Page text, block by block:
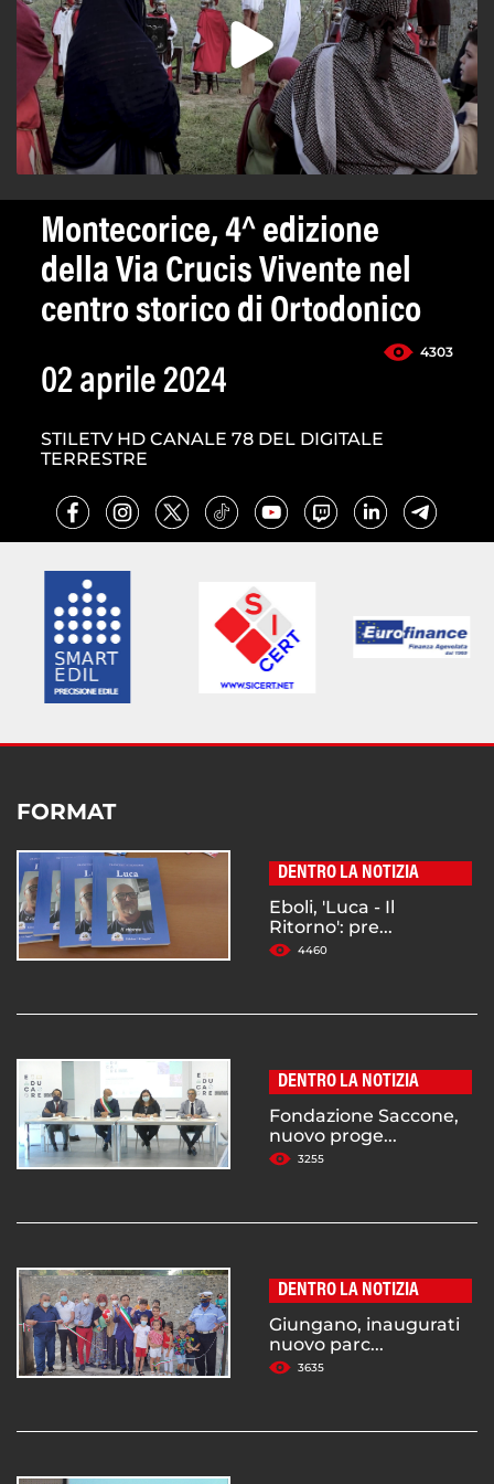
Montecorice, 4^ edizione
della Via Crucis Vivente nel
centro storico di Ortodonico
4303
02 aprile 2024
STILETV HD CANALE 78 DEL DIGITALE
TERRESTRE
FORMAT
DENTRO LA NOTIZIA
Eboli, 'Luca - Il
Ritorno': pre...
4460
DENTRO LA NOTIZIA
Fondazione Saccone,
nuovo proge...
3255
DENTRO LA NOTIZIA
Giungano, inaugurati
nuovo parc...
3635